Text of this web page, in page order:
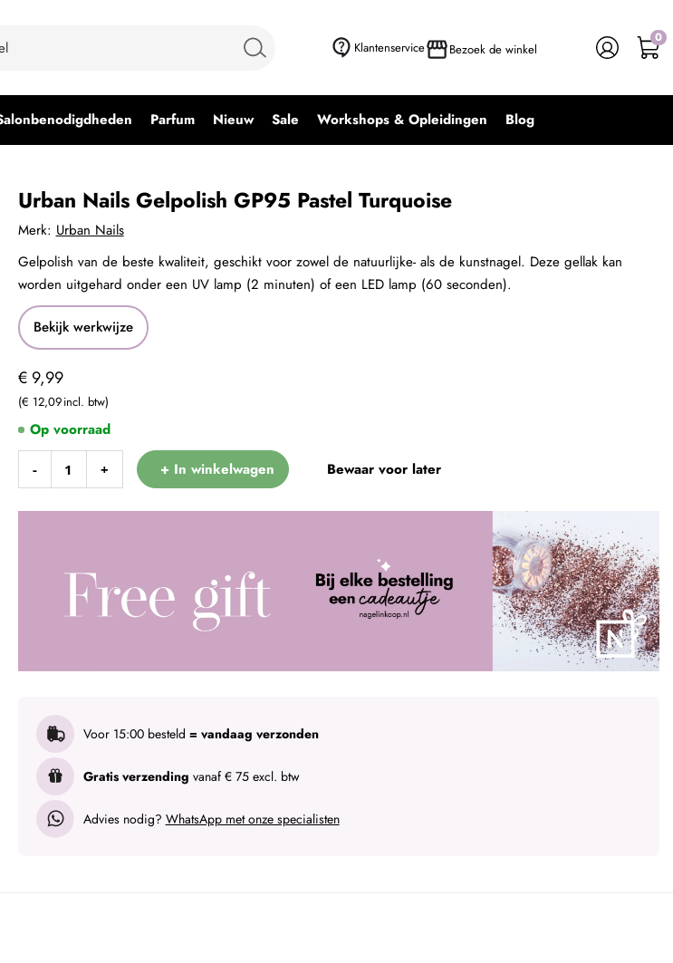
Klantenservice Bezoek de winkel
0
Parfum Nieuw Sale Workshops & Opleidingen Blog
Urban Nails Gelpolish GP95 Pastel Turquoise
Bekijk werkwijze
€ 9,99
€ 12,09
+ In winkelwagen
- + + In winkelwagen Bewaar voor later
Merk: Urban Nails
Voor 15:00 besteld = vandaag verzonden
Gratis verzending vanaf € 75 excl. btw
Advies nodig? WhatsApp met onze specialisten
Op voorraad
Gelpolish van de beste kwaliteit, geschikt voor zowel de natuurlijke- als de kunstnagel. Deze gellak kan
worden uitgehard onder een UV lamp (2 minuten) of een LED lamp (60 seconden).